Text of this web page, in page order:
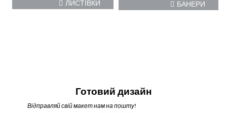
ЛИСТІВКИ БАНЕРИ
Готовий дизайн
Відправляй свій макет нам на пошту!